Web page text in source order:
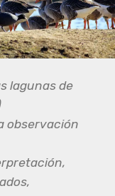
lagunas de
observación